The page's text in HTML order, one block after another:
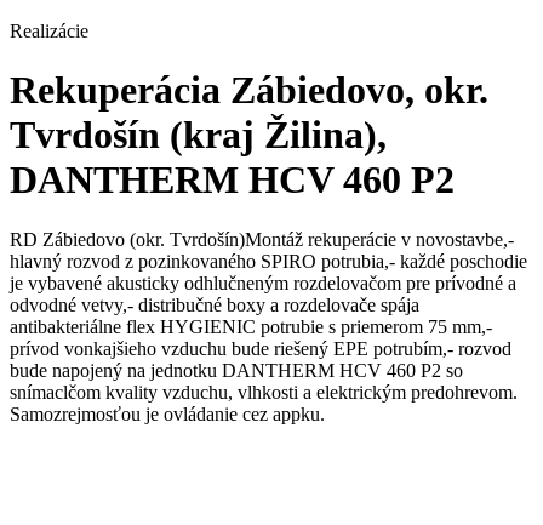
Realizácie
Rekuperácia Zábiedovo, okr.
Tvrdošín (kraj Žilina),
DANTHERM HCV 460 P2
RD Zábiedovo (okr. Tvrdošín)Montáž rekuperácie v novostavbe,-
hlavný rozvod z pozinkovaného SPIRO potrubia,- každé poschodie
je vybavené akusticky odhlučneným rozdelovačom pre prívodné a
odvodné vetvy,- distribučné boxy a rozdelovače spája
antibakteriálne flex HYGIENIC potrubie s priemerom 75 mm,-
prívod vonkajšieho vzduchu bude riešený EPE potrubím,- rozvod
bude napojený na jednotku DANTHERM HCV 460 P2 so
snímaclčom kvality vzduchu, vlhkosti a elektrickým predohrevom.
Samozrejmosťou je ovládanie cez appku.